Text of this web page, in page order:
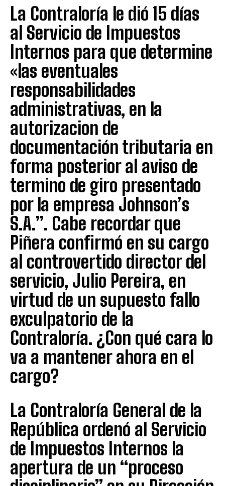
La Contraloría le dió 15 días
al Servicio de Impuestos
Internos para que determine
«las eventuales
responsabilidades
administrativas, en la
autorizacion de
documentación tributaria en
forma posterior al aviso de
termino de giro presentado
por la empresa Johnson’s
S.A.”. Cabe recordar que
Piñera confirmó en su cargo
al controvertido director del
servicio, Julio Pereira, en
virtud de un supuesto fallo
exculpatorio de la
Contraloría. ¿Con qué cara lo
va a mantener ahora en el
cargo?
La Contraloría General de la
República ordenó al Servicio
de Impuestos Internos la
apertura de un “proceso